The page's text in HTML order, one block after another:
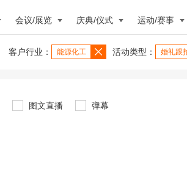
会议/展览 庆典/仪式 运动/赛事
客户行业： 能源化工 活动类型： 婚礼跟
图文直播 弹幕